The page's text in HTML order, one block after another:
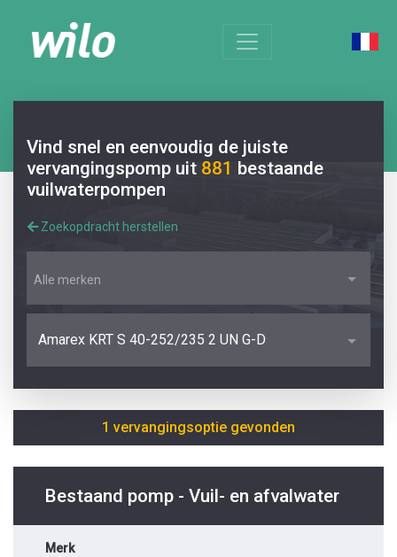
Vind snel en eenvoudig de juiste
vervangingspomp uit 881 bestaande
vuilwaterpompen
Zoekopdracht herstellen
Alle merken
Amarex KRT S 40-252/235 2 UN G-D
1 vervangingsoptie gevonden
Bestaand pomp - Vuil- en afvalwater
Merk